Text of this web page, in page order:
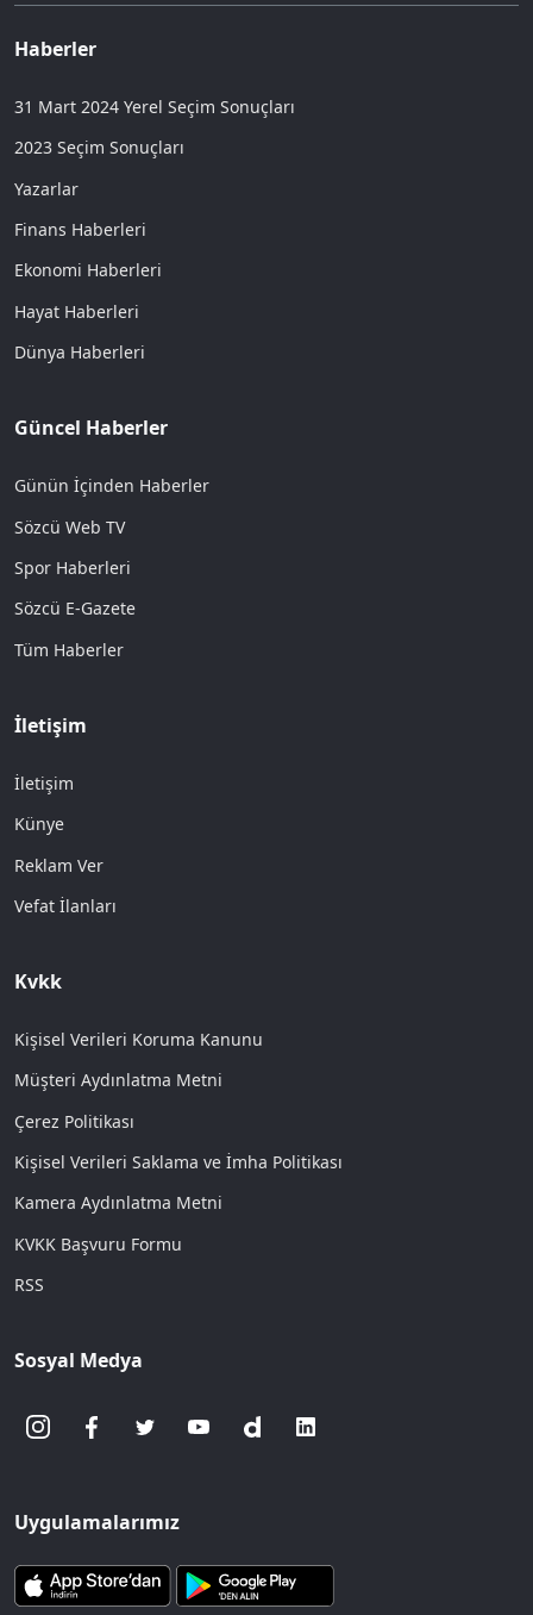
Haberler
31 Mart 2024 Yerel Seçim Sonuçları
2023 Seçim Sonuçları
Yazarlar
Finans Haberleri
Ekonomi Haberleri
Hayat Haberleri
Dünya Haberleri
Güncel Haberler
Günün İçinden Haberler
Sözcü Web TV
Spor Haberleri
Sözcü E-Gazete
Tüm Haberler
İletişim
İletişim
Künye
Reklam Ver
Vefat İlanları
Kvkk
Kişisel Verileri Koruma Kanunu
Müşteri Aydınlatma Metni
Çerez Politikası
Kişisel Verileri Saklama ve İmha Politikası
Kamera Aydınlatma Metni
KVKK Başvuru Formu
RSS
Sosyal Medya
Uygulamalarımız